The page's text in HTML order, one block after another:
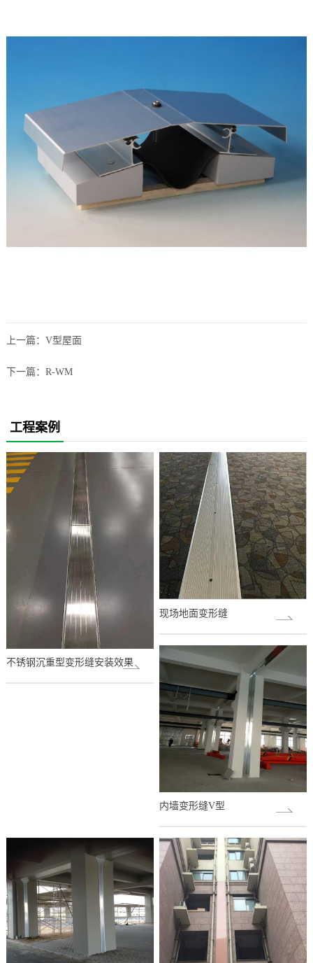
上一篇： V型屋面
下一篇： R-WM
工程案例
不锈钢沉重型变形缝安装效果
现场地面变形缝
内墙变形缝V型